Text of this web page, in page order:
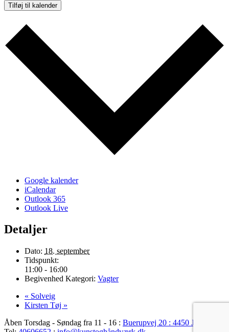
Tilføj til kalender
Google kalender
iCalendar
Outlook 365
Outlook Live
Detaljer
Dato: 18. september
Tidspunkt:
11:00 - 16:00
Begivenhed Kategori: Vagter
« Solveig
Kirsten Tøj »
Åben Torsdag - Søndag fra 11 - 16 : Buerupvej 20 : 4450 Jyderup